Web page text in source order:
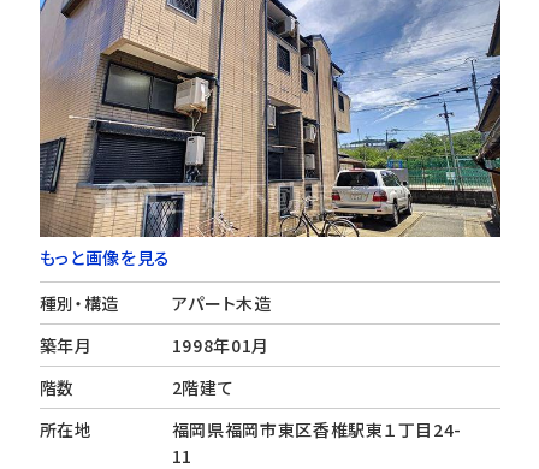
もっと画像を見る
種別・構造
アパート木造
築年月
1998年01月
階数
2階建て
所在地
福岡県福岡市東区香椎駅東１丁目24-
11